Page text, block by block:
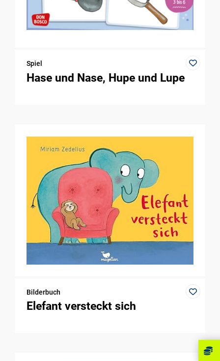
Spiel
Hase und Nase, Hupe und Lupe
Bilderbuch
Elefant versteckt sich